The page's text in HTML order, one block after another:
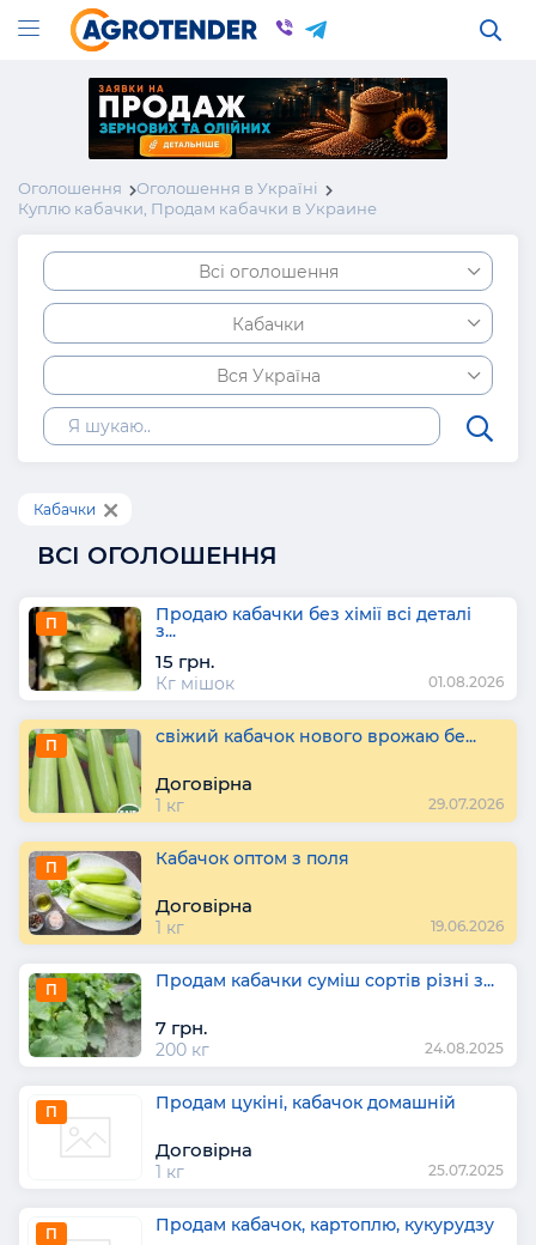
Оголошення
Оголошення в Україні
Куплю кабачки, Продам кабачки в Украине
Всі оголошення
Кабачки
Вся Україна
Кабачки
ВСІ ОГОЛОШЕННЯ
П Продаю кабачки без хімії всі деталі
з...
15 грн.
Кг мішок 01.08.2026
П свіжий кабачок нового врожаю бе...
Договірна
1 кг 29.07.2026
П Кабачок оптом з поля
Договірна
1 кг 19.06.2026
П Продам кабачки суміш сортів різні з...
7 грн.
200 кг 24.08.2025
П Продам цукіні, кабачок домашній
Договірна
1 кг 25.07.2025
П Продам кабачок, картоплю, кукурудзу